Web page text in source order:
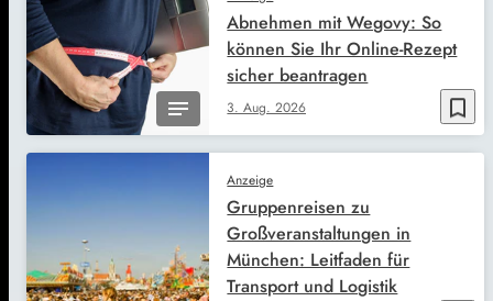
bookmark_border
3. Aug. 2026
Abnehmen mit Wegovy: So
können Sie Ihr Online-Rezept
sicher beantragen
Anzeige
Gruppenreisen zu
Großveranstaltungen in
München: Leitfaden für
Transport und Logistik